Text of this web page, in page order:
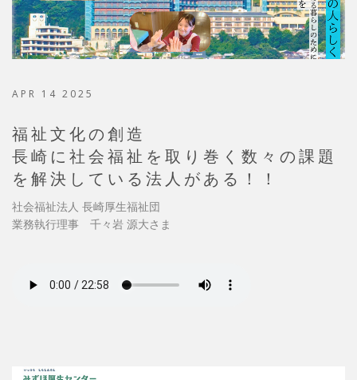
APR 14 2025
福祉文化の創造
長崎に社会福祉を取り巻く数々の課題
を解決している法人がある！！
社会福祉法人 長崎厚生福祉団
業務執行理事 千々岩 源大さま